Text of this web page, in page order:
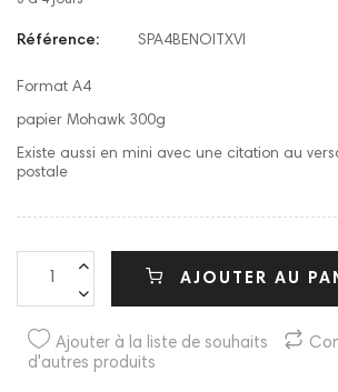
Référence: SPA4BENOITXVI
Format A4
papier Mohawk 300g
Existe aussi en mini avec une citation au
postale
AJOUTER AU
Ajouter à la liste de souhaits
d'autres produits